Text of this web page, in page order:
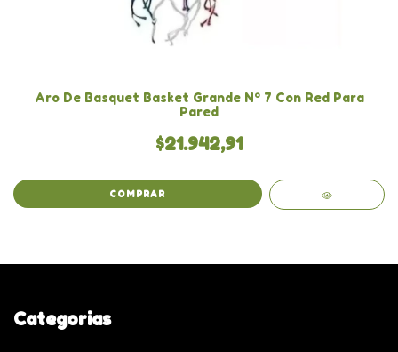
Aro De Basquet Basket Grande Nº 7 Con Red Para
Pared
$21.942,91
COMPRAR
Categorias